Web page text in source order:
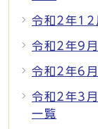
令和2年12
令和2年9
令和2年6
令和2年3
一覧